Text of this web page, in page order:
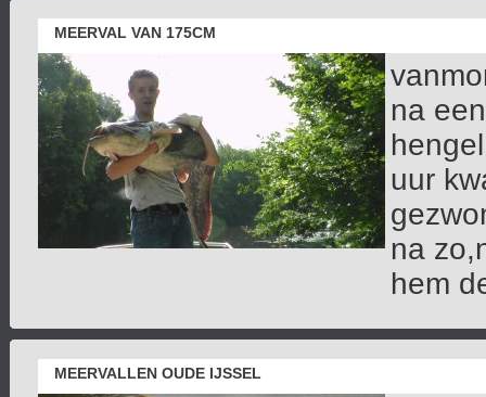
MEERVAL VAN 175CM
na
uur
na
hem
MEERVALLEN OUDE IJSSEL